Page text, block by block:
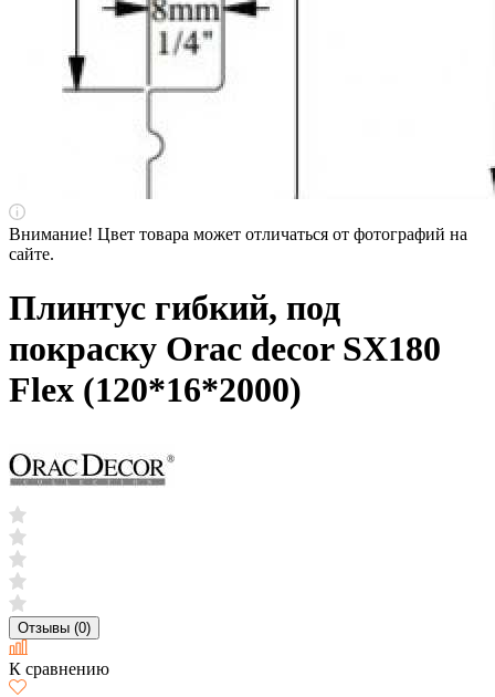
Внимание! Цвет товара может отличаться от фотографий на
сайте.
Плинтус гибкий, под
покраску Orac decor SX180
Flex (120*16*2000)
Отзывы (0)
К сравнению